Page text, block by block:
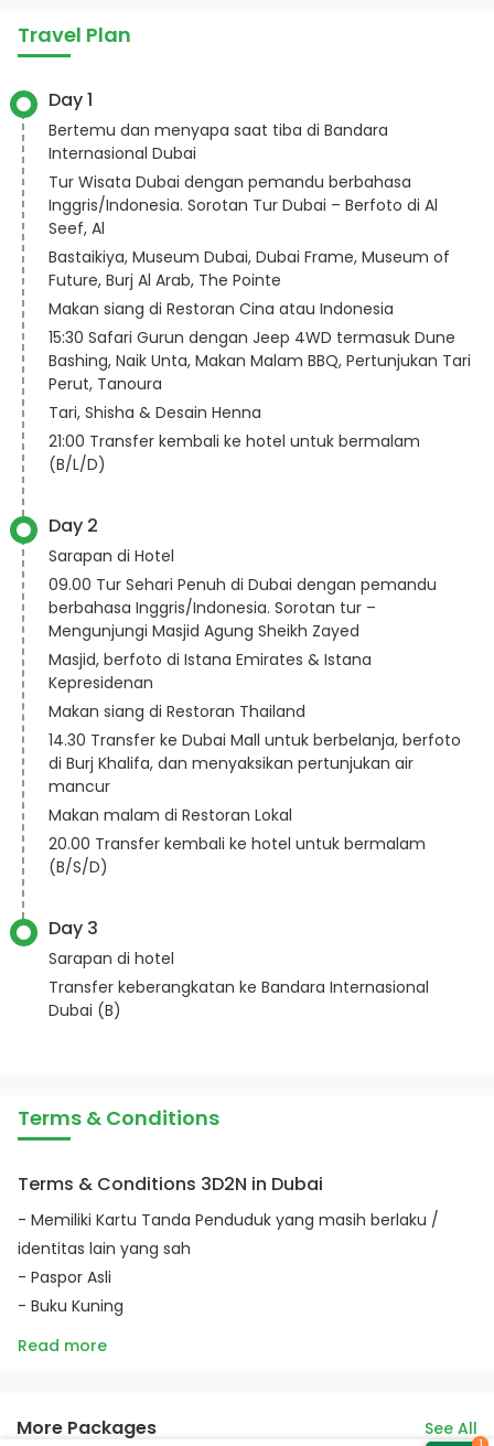
Travel Plan
Day 1
Bertemu dan menyapa saat tiba di Bandara
Internasional Dubai
Tur Wisata Dubai dengan pemandu berbahasa
Inggris/Indonesia. Sorotan Tur Dubai – Berfoto di Al
Seef, Al
Bastaikiya, Museum Dubai, Dubai Frame, Museum of
Future, Burj Al Arab, The Pointe
Makan siang di Restoran Cina atau Indonesia
15:30 Safari Gurun dengan Jeep 4WD termasuk Dune
Bashing, Naik Unta, Makan Malam BBQ, Pertunjukan Tari
Perut, Tanoura
Tari, Shisha & Desain Henna
21:00 Transfer kembali ke hotel untuk bermalam
(B/L/D)
Day 2
Sarapan di Hotel
09.00 Tur Sehari Penuh di Dubai dengan pemandu
berbahasa Inggris/Indonesia. Sorotan tur –
Mengunjungi Masjid Agung Sheikh Zayed
Masjid, berfoto di Istana Emirates & Istana
Kepresidenan
Makan siang di Restoran Thailand
14.30 Transfer ke Dubai Mall untuk berbelanja, berfoto
di Burj Khalifa, dan menyaksikan pertunjukan air
mancur
Makan malam di Restoran Lokal
20.00 Transfer kembali ke hotel untuk bermalam
(B/S/D)
Day 3
Sarapan di hotel
Transfer keberangkatan ke Bandara Internasional
Dubai (B)
Terms & Conditions
Terms & Conditions 3D2N in Dubai
- Memiliki Kartu Tanda Penduduk yang masih berlaku /
identitas lain yang sah
- Paspor Asli
- Buku Kuning
Read more
More Packages See All